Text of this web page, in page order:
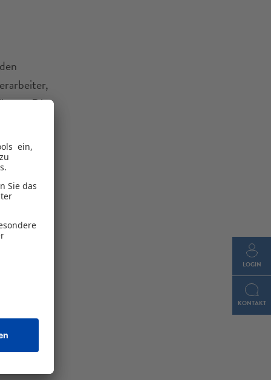
LOGIN
KONTAKT
Die
Zugriff
diese